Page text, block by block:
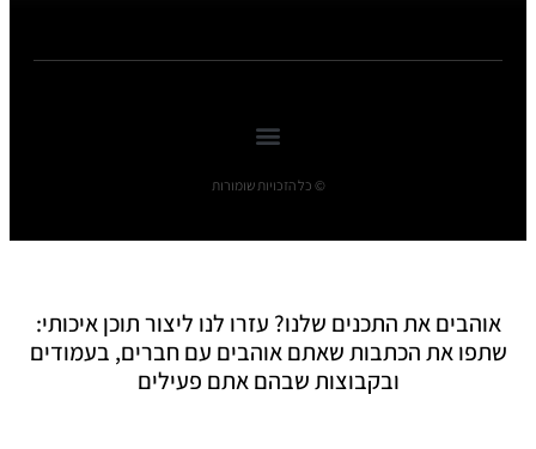
© כל הזכויות שומורות
אוהבים את התכנים שלנו? עזרו לנו ליצור תוכן איכותי:
שתפו את הכתבות שאתם אוהבים עם חברים, בעמודים
ובקבוצות שבהם אתם פעילים